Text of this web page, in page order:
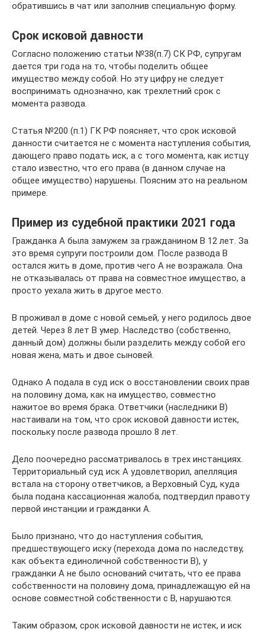
обратившись в чат или заполнив специальную форму.
Срок исковой давности
Согласно положению статьи №38(п.7) СК РФ, супругам
дается три года на то, чтобы поделить общее
имущество между собой. Но эту цифру не следует
воспринимать однозначно, как трехлетний срок с
момента развода.
Статья №200 (п.1) ГК РФ поясняет, что срок исковой
данности считается не с момента наступления события,
дающего право подать иск, а с того момента, как истцу
стало известно, что его права (в данном случае на
общее имущество) нарушены. Поясним это на реальном
примере.
Пример из судебной практики 2021 года
Гражданка А была замужем за гражданином В 12 лет. За
это время супруги построили дом. После развода В
остался жить в доме, против чего А не возражала. Она
не отказывалась от права на совместное имущество, а
просто уехала жить в другое место.
В проживал в доме с новой семьей, у него родилось двое
детей. Через 8 лет В умер. Наследство (собственно,
данный дом) должны были разделить между собой его
новая жена, мать и двое сыновей.
Однако А подала в суд иск о восстановлении своих прав
на половину дома, как на имущество, совместно
нажитое во время брака. Ответчики (наследники В)
настаивали на том, что срок исковой давности истек,
поскольку после развода прошло 8 лет.
Дело поочередно рассматривалось в трех инстанциях.
Территориальный суд иск А удовлетворил, апелляция
встала на сторону ответчиков, а Верховный Суд, куда
была подана кассационная жалоба, подтвердил правоту
первой инстанции и гражданки А.
Было признано, что до наступления события,
предшествующего иску (перехода дома по наследству,
как объекта единоличной собственности В), у
гражданки А не было оснований считать, что ее права
собственности на половину дома, принадлежащую ей на
основе совместной собственности с В, нарушаются.
Таким образом, срок исковой давности не истек, и иск